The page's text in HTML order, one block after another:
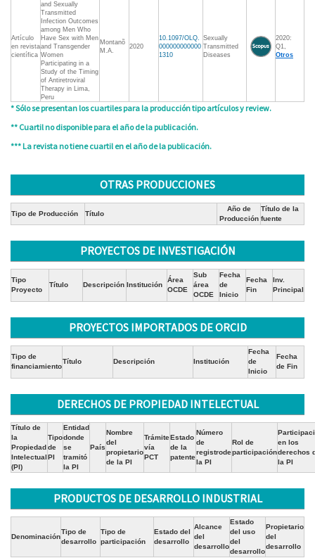
Artículo
en revista
científica
and Sexually
Transmitted
Infection Outcomes
among Men Who
Have Sex with Men
and Transgender
Women
Participating in a
Study of the Timing
of Antiretroviral
Therapy in Lima,
Peru
Montanõ
M.A.
2020
10.1097/OLQ.
000000000000
1310
Sexually
Transmitted
Diseases
2020:
Q1,
Otros
* Sólo se presentan los cuartiles para la producción tipo artículos y review.
** Cuartil no disponible para el año de la publicación.
*** La revista no tiene cuartil en el año de la publicación.
OTRAS PRODUCCIONES
Tipo de Producción Título
Año de
Producción
Título de la
fuente
PROYECTOS DE INVESTIGACIÓN
Tipo
Proyecto
Título Descripción Institución
Área
OCDE
Sub
área
OCDE
Fecha
de
Inicio
Fecha
Fin
Inv.
Principal
PROYECTOS IMPORTADOS DE ORCID
Tipo de
financiamiento
Título Descripción Institución
Fecha
de
Inicio
Fecha
de Fin
DERECHOS DE PROPIEDAD INTELECTUAL
Título de
la
Propiedad
Intelectual
(PI)
Tipo
de
PI
Entidad
donde
se
tramitó
la PI
País
Nombre
del
propietario
de la PI
Trámite
vía
PCT
Estado
de la
patente
Número
de
registrode
la PI
Rol de
participación
en los
derechos
la PI
PRODUCTOS DE DESARROLLO INDUSTRIAL
Denominación
Tipo de
desarrollo
Tipo de
participación
Estado del
desarrollo
Alcance
del
desarrollo
Estado
del uso
del
desarrollo
Propietario
del
desarrollo